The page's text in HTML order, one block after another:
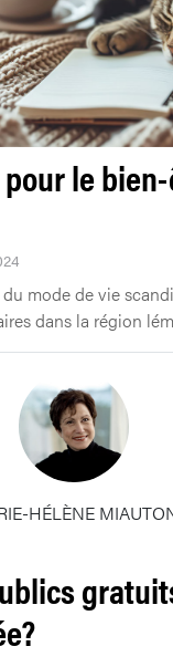
le
du mode de vie
dans la région
HÉLÈNE